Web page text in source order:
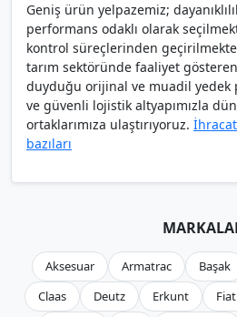
Geniş ürün yelpazemiz;
performans odaklı olarak
kontrol süreçlerinden
tarım sektöründe faaliyet
duyduğu orijinal ve muadil yedek
ve güvenli lojistik altyapımızla
ortaklarımıza ulaştırıyoruz. İhracat
bazıları
Aksesuar Armatrac Başak
Claas
Deutz Erkunt Fiat